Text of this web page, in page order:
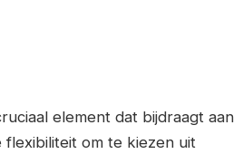
element dat bijdraagt aan
om te kiezen uit